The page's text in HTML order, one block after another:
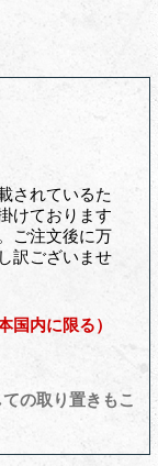
されているた
けております
ご注文後に万
訳ございませ
国内に限る）
の取り置きもこ